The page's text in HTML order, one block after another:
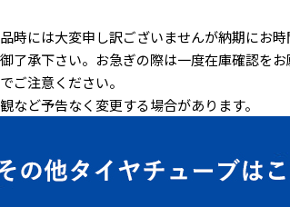
時には大変申し訳ございませんが納期にお
了承下さい。お急ぎの際は一度在庫確認をお
ご注意ください。
ど予告なく変更する場合があります。